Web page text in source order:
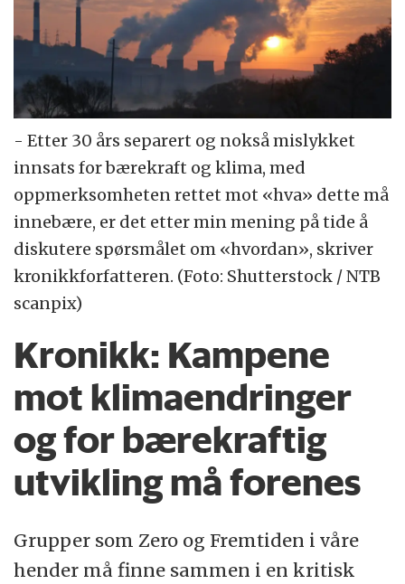
- Etter 30 års separert og nokså mislykket
innsats for bærekraft og klima, med
oppmerksomheten rettet mot «hva» dette må
innebære, er det etter min mening på tide å
diskutere spørsmålet om «hvordan», skriver
kronikkforfatteren. (Foto: Shutterstock / NTB
scanpix)
Kronikk: Kampene
mot klimaendringer
og for bærekraftig
utvikling må forenes
Grupper som Zero og Fremtiden i våre
hender må finne sammen i en kritisk